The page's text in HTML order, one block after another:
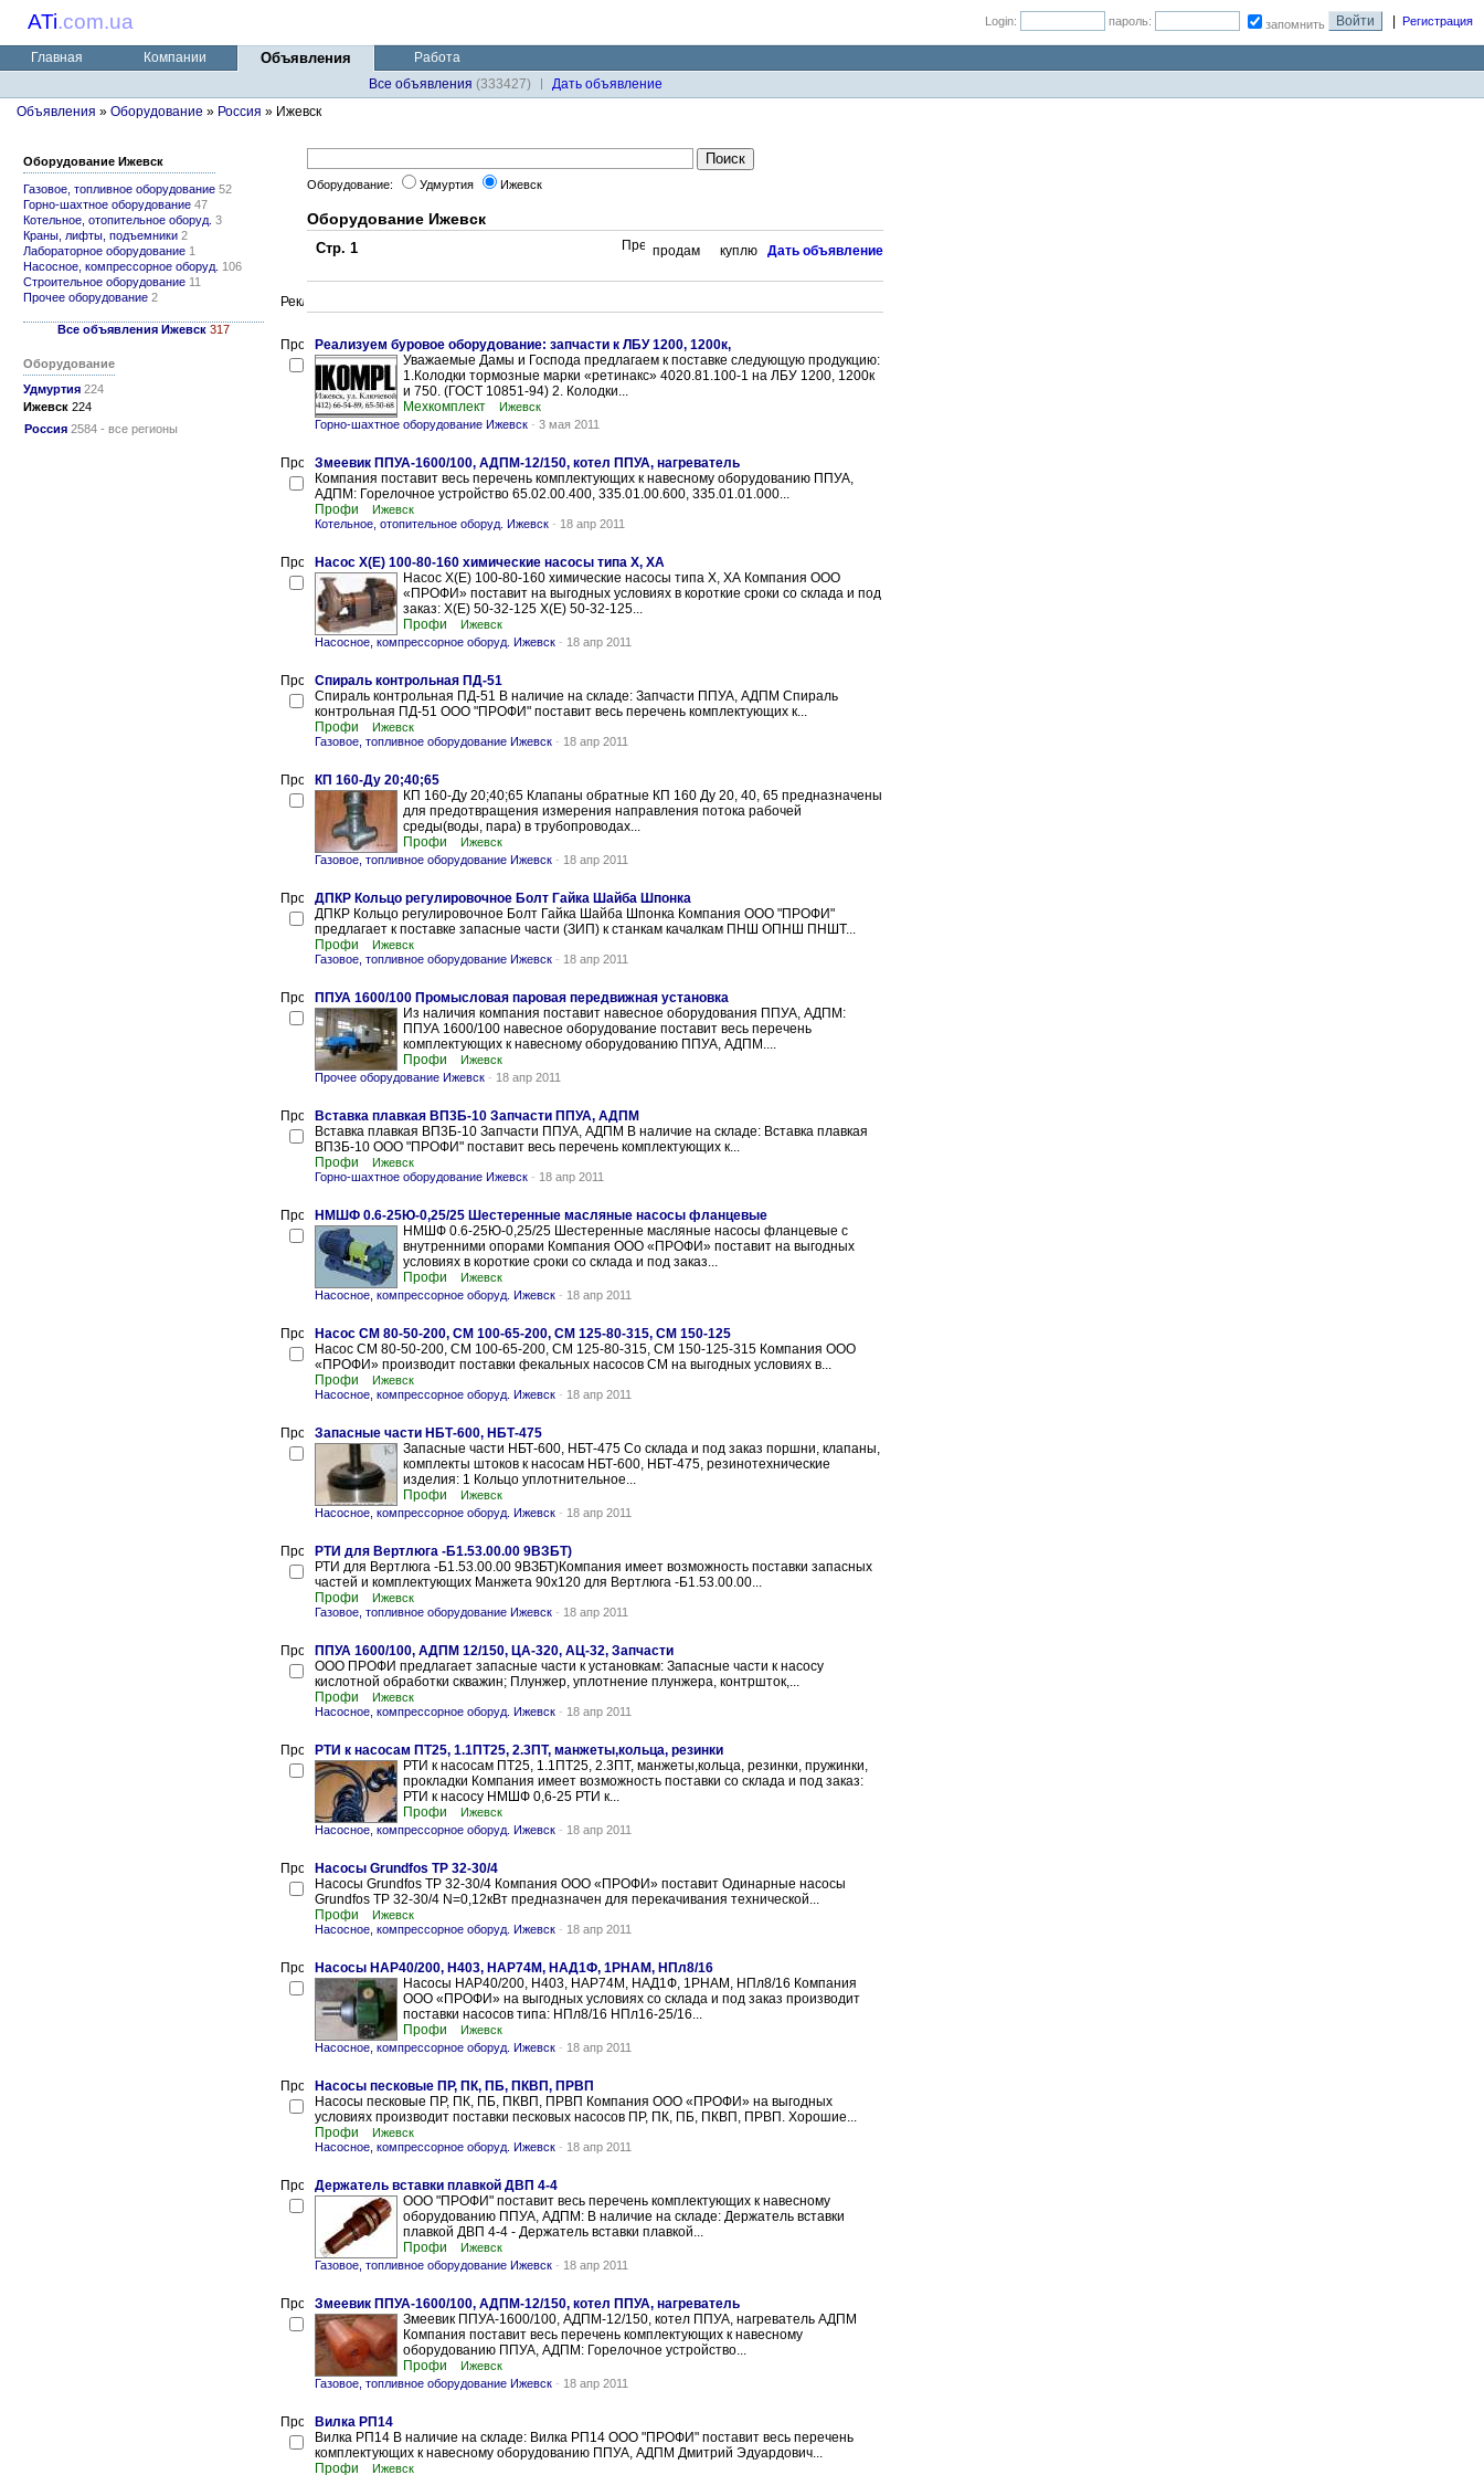
ATi.com.ua Login: пароль: запомнить Регистрация
Главная Компании Объявления
Работа
Все объявления (333427)
Дaть объявление
Объявления » Оборудование » Россия » Ижевск
Оборудование Ижевск
Газовое, топливное оборудование 52
Горно-шахтное оборудование 47
Котельное, отопительное оборуд. 3
Краны, лифты, подъемники 2
Лабораторное оборудование 1
Насосное, компрессорное оборуд. 106
Строительное оборудование 11
Прочее оборудование 2
Все объявления Ижевск 317
Оборудование
Удмуртия 224
Ижевск 224
Россия 2584 - все регионы
Оборудование: Удмуртия Ижевск
Оборудование Ижевск
Стр. 1 продам куплю Дaть объявление
Реализуем буровое оборудование: запчасти к ЛБУ 1200, 1200к,
Уважаемые Дамы и Господа предлагаем к поставке следующую продукцию:
1.Колодки тормозные марки «ретинакс» 4020.81.100-1 на ЛБУ 1200, 1200к
и 750. (ГОСТ 10851-94) 2. Колодки...
Мехкомплект
Ижевск
Горно-шахтное оборудование Ижевск - 3 мая 2011
Змеевик ППУА-1600/100, АДПМ-12/150, котел ППУА, нагреватель
Компания поставит весь перечень комплектующих к навесному оборудованию ППУА,
АДПМ: Горелочное устройство 65.02.00.400, 335.01.00.600, 335.01.01.000...
Профи
Ижевск
Котельное, отопительное оборуд. Ижевск - 18 апр 2011
Насос Х(Е) 100-80-160 химические насосы типа Х, ХА
Насос Х(Е) 100-80-160 химические насосы типа Х, ХА Компания ООО
«ПРОФИ» поставит на выгодных условиях в короткие сроки со склада и под
заказ: Х(Е) 50-32-125 Х(Е) 50-32-125...
Профи
Ижевск
Насосное, компрессорное оборуд. Ижевск - 18 апр 2011
Спираль контрольная ПД-51
Спираль контрольная ПД-51 В наличие на складе: Запчасти ППУА, АДПМ Спираль
контрольная ПД-51 ООО "ПРОФИ" поставит весь перечень комплектующих к...
Профи
Ижевск
Газовое, топливное оборудование Ижевск - 18 апр 2011
КП 160-Ду 20;40;65
КП 160-Ду 20;40;65 Клапаны обратные КП 160 Ду 20, 40, 65 предназначены
для предотвращения измерения направления потока рабочей
среды(воды, пара) в трубопроводах...
Профи
Ижевск
Газовое, топливное оборудование Ижевск - 18 апр 2011
ДПКР Кольцо регулировочное Болт Гайка Шайба Шпонка
ДПКР Кольцо регулировочное Болт Гайка Шайба Шпонка Компания ООО "ПРОФИ"
предлагает к поставке запасные части (ЗИП) к станкам качалкам ПНШ ОПНШ ПНШТ...
Профи
Ижевск
Газовое, топливное оборудование Ижевск - 18 апр 2011
ППУА 1600/100 Промысловая паровая передвижная установка
Из наличия компания поставит навесное оборудования ППУА, АДПМ:
ППУА 1600/100 навесное оборудование поставит весь перечень
комплектующих к навесному оборудованию ППУА, АДПМ....
Профи
Ижевск
Прочее оборудование Ижевск - 18 апр 2011
Вставка плавкая ВП3Б-10 Запчасти ППУА, АДПМ
Вставка плавкая ВП3Б-10 Запчасти ППУА, АДПМ В наличие на складе: Вставка плавкая
ВП3Б-10 ООО "ПРОФИ" поставит весь перечень комплектующих к...
Профи
Ижевск
Горно-шахтное оборудование Ижевск - 18 апр 2011
НМШФ 0.6-25Ю-0,25/25 Шестеренные масляные насосы фланцевые
НМШФ 0.6-25Ю-0,25/25 Шестеренные масляные насосы фланцевые с
внутренними опорами Компания ООО «ПРОФИ» поставит на выгодных
условиях в короткие сроки со склада и под заказ...
Профи
Ижевск
Насосное, компрессорное оборуд. Ижевск - 18 апр 2011
Насос СМ 80-50-200, СМ 100-65-200, СМ 125-80-315, СМ 150-125
Насос СМ 80-50-200, СМ 100-65-200, СМ 125-80-315, СМ 150-125-315 Компания ООО
«ПРОФИ» производит поставки фекальных насосов СМ на выгодных условиях в...
Профи
Ижевск
Насосное, компрессорное оборуд. Ижевск - 18 апр 2011
Запасные части НБТ-600, НБТ-475
Запасные части НБТ-600, НБТ-475 Со склада и под заказ поршни, клапаны,
комплекты штоков к насосам НБТ-600, НБТ-475, резинотехнические
изделия: 1 Кольцо уплотнительное...
Профи
Ижевск
Насосное, компрессорное оборуд. Ижевск - 18 апр 2011
РТИ для Вертлюга -Б1.53.00.00 9ВЗБТ)
РТИ для Вертлюга -Б1.53.00.00 9ВЗБТ)Компания имеет возможность поставки запасных
частей и комплектующих Манжета 90х120 для Вертлюга -Б1.53.00.00...
Профи
Ижевск
Газовое, топливное оборудование Ижевск - 18 апр 2011
ППУА 1600/100, АДПМ 12/150, ЦА-320, АЦ-32, Запчасти
ООО ПРОФИ предлагает запасные части к установкам: Запасные части к насосу
кислотной обработки скважин; Плунжер, уплотнение плунжера, контршток,...
Профи
Ижевск
Насосное, компрессорное оборуд. Ижевск - 18 апр 2011
РТИ к насосам ПТ25, 1.1ПТ25, 2.3ПТ, манжеты,кольца, резинки
РТИ к насосам ПТ25, 1.1ПТ25, 2.3ПТ, манжеты,кольца, резинки, пружинки,
прокладки Компания имеет возможность поставки со склада и под заказ:
РТИ к насосу НМШФ 0,6-25 РТИ к...
Профи
Ижевск
Насосное, компрессорное оборуд. Ижевск - 18 апр 2011
Насосы Grundfos TP 32-30/4
Насосы Grundfos TP 32-30/4 Компания ООО «ПРОФИ» поставит Одинарные насосы
Grundfos TP 32-30/4 N=0,12кВт предназначен для перекачивания технической...
Профи
Ижевск
Насосное, компрессорное оборуд. Ижевск - 18 апр 2011
Насосы НАР40/200, Н403, НАР74М, НАД1Ф, 1РНАМ, НПл8/16
Насосы НАР40/200, Н403, НАР74М, НАД1Ф, 1РНАМ, НПл8/16 Компания
ООО «ПРОФИ» на выгодных условиях со склада и под заказ производит
поставки насосов типа: НПл8/16 НПл16-25/16...
Профи
Ижевск
Насосное, компрессорное оборуд. Ижевск - 18 апр 2011
Насосы песковые ПР, ПК, ПБ, ПКВП, ПРВП
Насосы песковые ПР, ПК, ПБ, ПКВП, ПРВП Компания ООО «ПРОФИ» на выгодных
условиях производит поставки песковых насосов ПР, ПК, ПБ, ПКВП, ПРВП. Хорошие...
Профи
Ижевск
Насосное, компрессорное оборуд. Ижевск - 18 апр 2011
Держатель вставки плавкой ДВП 4-4
ООО "ПРОФИ" поставит весь перечень комплектующих к навесному
оборудованию ППУА, АДПМ: В наличие на складе: Держатель вставки
плавкой ДВП 4-4 - Держатель вставки плавкой...
Профи
Ижевск
Газовое, топливное оборудование Ижевск - 18 апр 2011
Змеевик ППУА-1600/100, АДПМ-12/150, котел ППУА, нагреватель
Змеевик ППУА-1600/100, АДПМ-12/150, котел ППУА, нагреватель АДПМ
Компания поставит весь перечень комплектующих к навесному
оборудованию ППУА, АДПМ: Горелочное устройство...
Профи
Ижевск
Газовое, топливное оборудование Ижевск - 18 апр 2011
Вилка РП14
Вилка РП14 В наличие на складе: Вилка РП14 ООО "ПРОФИ" поставит весь перечень
комплектующих к навесному оборудованию ППУА, АДПМ Дмитрий Эдуардович...
Профи
Ижевск